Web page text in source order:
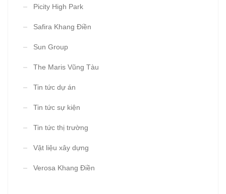
Picity High Park
Safira Khang Điền
Sun Group
The Maris Vũng Tàu
Tin tức dự án
Tin tức sự kiện
Tin tức thị trường
Vật liệu xây dựng
Verosa Khang Điền